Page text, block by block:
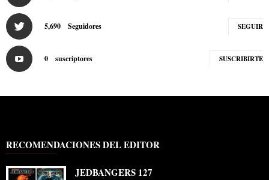
5,690 Seguidores SEGUIR
0 suscriptores SUSCRIBIRTE
RECOMENDACIONES DEL EDITOR
JEDBANGERS 127